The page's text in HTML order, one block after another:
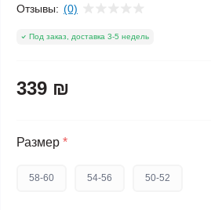
Отзывы: (0)
Под заказ, доставка 3-5 недель
339 ₪
Размер *
58-60 54-56 50-52